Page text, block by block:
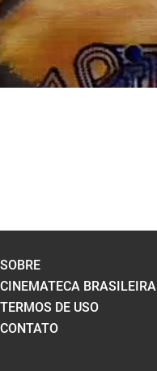
SOBRE
CINEMATECA BRASILEIRA
TERMOS DE USO
CONTATO